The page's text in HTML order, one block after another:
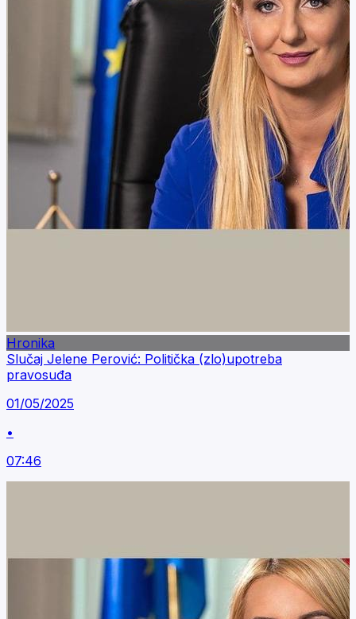
Hronika
Slučaj Jelene Perović: Politička (zlo)upotreba
pravosuđa
01/05/2025
•
07:46